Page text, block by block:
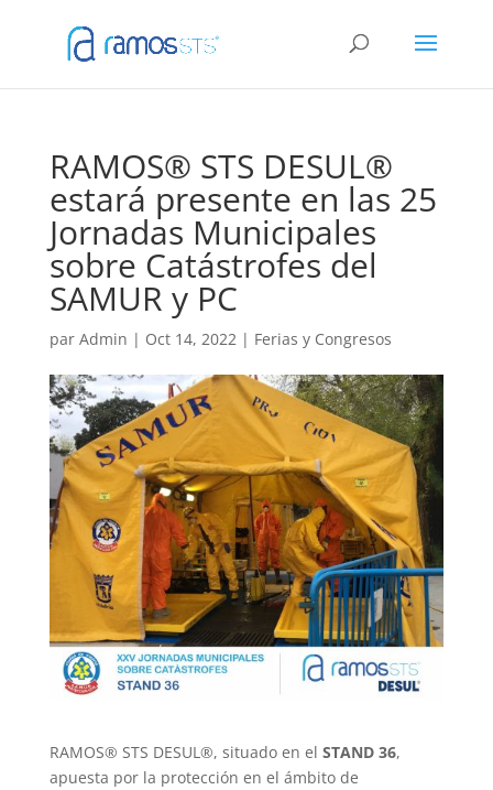
RAMOS® STS DESUL®
estará presente en las 25
Jornadas Municipales
sobre Catástrofes del
SAMUR y PC
par Admin | Oct 14, 2022| Ferias y Congresos
RAMOS® STS DESUL®, situado en el STAND 36,
apuesta por la protección en el ámbito de